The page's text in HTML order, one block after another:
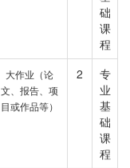
础
课
程
大作业（论
文、报告、项
目或作品等）
2
专
业
基
础
课
程